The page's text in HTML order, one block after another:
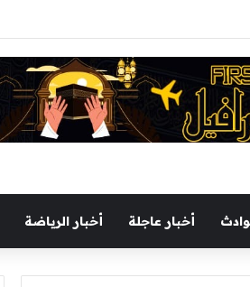
أخبار عاجلة أخبار الرياضة